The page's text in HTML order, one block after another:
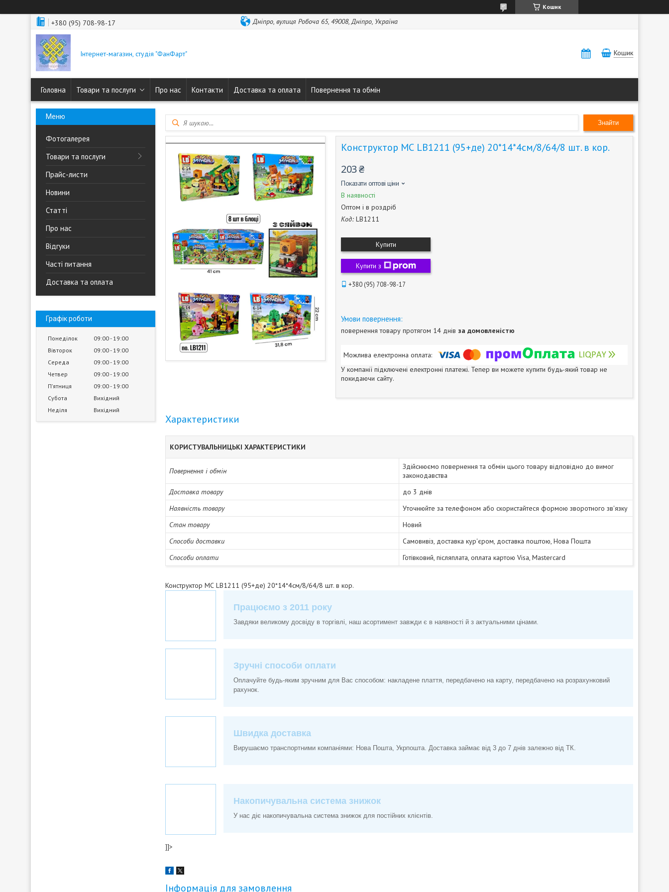
Кошик
+380 (95) 708-98-17 Дніпро, вулиця Робоча 65, 49008, Дніпро, Україна
Інтернет-магазин, студія "ФанФарт" Кошик
Головна Товари та послуги Про нас Контакти Доставка та оплата Повернення та обмін
Фотогалерея
Товари та послуги
Прайс-листи
Новини
Статті
Про нас
Відгуки
Часті питання
Доставка та оплата
Графік роботи
Понеділок 09:00 19:00
Вівторок
09:00 19:00
Середа
09:00 19:00
Четвер
09:00 19:00
Пʼятниця
09:00 19:00
Субота
Вихідний
Неділя
Вихідний
Знайти
Конструктор МС LB1211 (95+де) 20*14*4см/8/64/8 шт. в кор.
203 ₴
Показати оптові ціни
В наявності
Оптом і в роздріб
Код: LB1211
Купити
Купити з
+380 (95) 708-98-17
повернення товару протягом 14 днів за домовленістю
У компанії підключені електронні платежі. Тепер ви можете купити будь-який товар не
покидаючи сайту.
Характеристики
КОРИСТУВАЛЬНИЦЬКІ ХАРАКТЕРИСТИКИ
Повернення і обмін
Здійснюємо повернення та обмін цього товару відповідно до вимог
законодавства
Доставка товару
до 3 днів
Наявність товару
Уточнюйте за телефоном або скористайтеся формою зворотного зв'язку
Стан товару
Новий
Способи доставки
Самовивіз, доставка кур'єром, доставка поштою, Нова Пошта
Способи оплати
Готівковий, післяплата, оплата картою Visa, Mastercard
Конструктор МС LB1211 (95+де) 20*14*4см/8/64/8 шт. в кор.
Працюємо з 2011 року
Завдяки великому досвіду в торгівлі, наш асортимент завжди є в наявності й з актуальними цінами.
Зручні способи оплати
Оплачуйте будь-яким зручним для Вас способом: накладене плаття, передбачено на карту, передбачено на розрахунковий
рахунок.
Швидка доставка
Вирушаємо транспортними компаніями: Нова Пошта, Укрпошта. Доставка займає від 3 до 7 днів залежно від ТК.
Накопичувальна система знижок
У нас діє накопичувальна система знижок для постійних клієнтів.
]]>
Інформація для замовлення